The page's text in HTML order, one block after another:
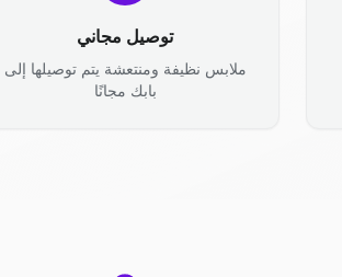
توصيل مجاني
ملابس نظيفة ومنتعشة يتم توصيلها إلى
بابك مجانًا